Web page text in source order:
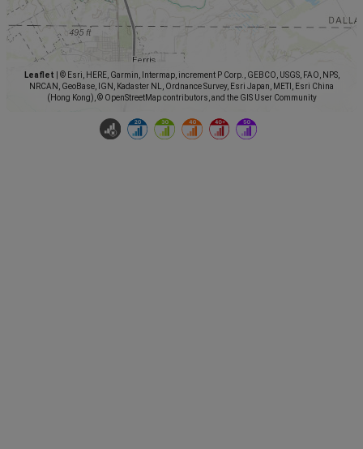
Leaflet
© Esri, HERE, Garmin, Intermap, increment P Corp., GEBCO, USGS, FAO, NPS,
NRCAN, GeoBase, IGN, Kadaster NL, Ordnance Survey, Esri Japan, METI, Esri China
(Hong Kong), © OpenStreetMap contributors, and the GIS User Community